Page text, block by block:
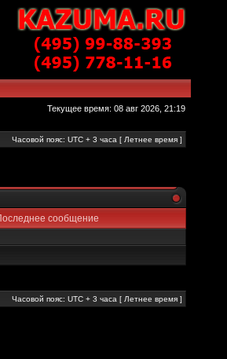
Текущее время: 08 авг 2026, 21:19
Часовой пояс: UTC + 3 часа [ Летнее время ]
сообщение
Часовой пояс: UTC + 3 часа [ Летнее время ]